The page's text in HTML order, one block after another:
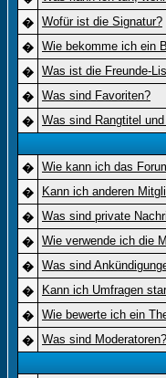
� Wofür ist die Signatur?
� Wie bekomme ich ein
� Was ist die Freunde-
� Was sind Favoriten?
� Was sind Rangtitel
� Wie kann ich das
�
Kann ich anderen
� Was sind private
� Wie verwende ich die
� Was sind
�
Kann ich Umfragen
� Wie bewerte ich ein
� Was sind Moderatoren?